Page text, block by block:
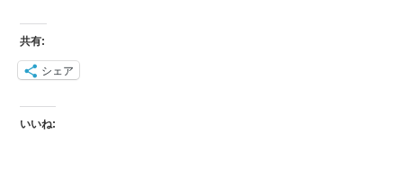
共有:
シェア
いいね: